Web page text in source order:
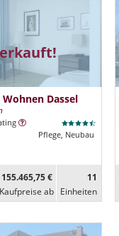
Dassel
Pflege, Neubau
155.465,75 €
Kaufpreise ab
11
Ein­heiten